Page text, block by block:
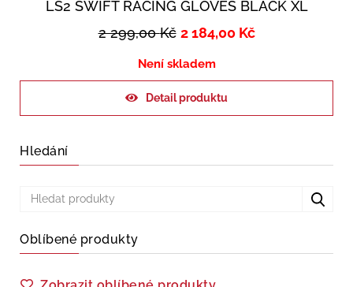
LS2 SWIFT RACING GLOVES BLACK XL
2 299,00Kč 2 184,00 Kč
Není skladem
Detail produktu
Hledání
Oblíbené produkty